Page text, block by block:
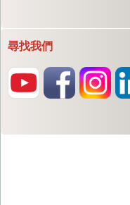
尋找我們